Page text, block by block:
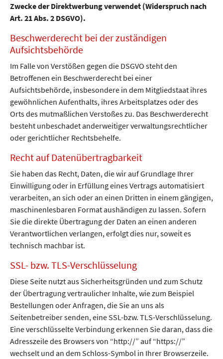
Zwecke der Direktwerbung verwendet (Widerspruch nach
Art. 21 Abs. 2 DSGVO).
Beschwerderecht bei der zuständigen
Aufsichtsbehörde
Im Falle von Verstößen gegen die DSGVO steht den
Betroffenen ein Beschwerderecht bei einer
Aufsichtsbehörde, insbesondere in dem Mitgliedstaat ihres
gewöhnlichen Aufenthalts, ihres Arbeitsplatzes oder des
Orts des mutmaßlichen Verstoßes zu. Das Beschwerderecht
besteht unbeschadet anderweitiger verwaltungsrechtlicher
oder gerichtlicher Rechtsbehelfe.
Recht auf Datenübertragbarkeit
Sie haben das Recht, Daten, die wir auf Grundlage Ihrer
Einwilligung oder in Erfüllung eines Vertrags automatisiert
verarbeiten, an sich oder an einen Dritten in einem gängigen,
maschinenlesbaren Format aushändigen zu lassen. Sofern
Sie die direkte Übertragung der Daten an einen anderen
Verantwortlichen verlangen, erfolgt dies nur, soweit es
technisch machbar ist.
SSL- bzw. TLS-Verschlüsselung
Diese Seite nutzt aus Sicherheitsgründen und zum Schutz
der Übertragung vertraulicher Inhalte, wie zum Beispiel
Bestellungen oder Anfragen, die Sie an uns als
Seitenbetreiber senden, eine SSL-bzw. TLS-Verschlüsselung.
Eine verschlüsselte Verbindung erkennen Sie daran, dass die
Adresszeile des Browsers von “http://” auf “https://”
wechselt und an dem Schloss-Symbol in Ihrer Browserzeile.